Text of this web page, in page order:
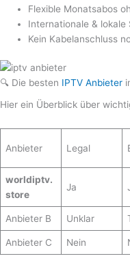
Flexible Monatsabos
Internationale & lokale
Kein Kabelanschluss
🔍 Die besten IPTV Anbieter
Hier ein Überblick über
Anbieter Legal
worldiptv.
store
Ja
Anbieter B Unklar
Anbieter C Nein